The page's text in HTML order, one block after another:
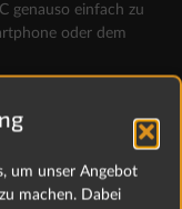
um unser Angebot
machen. Dabei
genauso einfach zu
oder dem